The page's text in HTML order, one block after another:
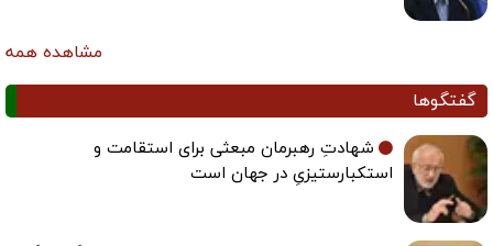
مشاهده همه
گفتگوها
شهادتِ رهبرمان مبعثی برای استقامت و
استکبارستیزیِ در جهان است